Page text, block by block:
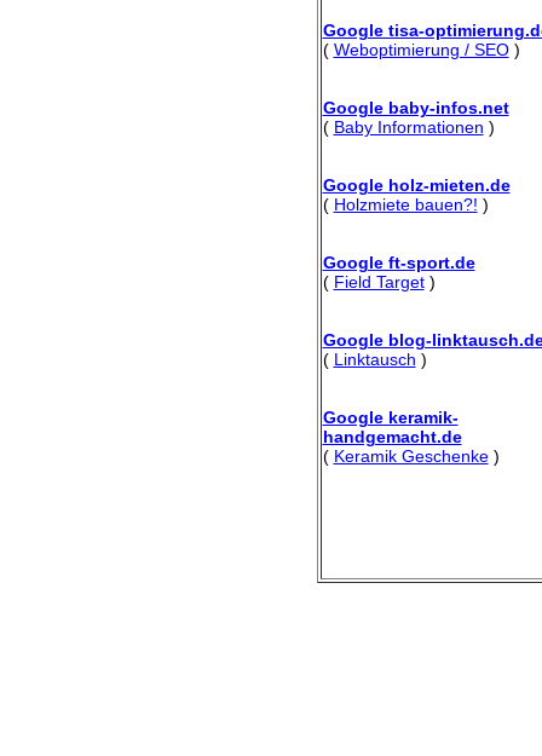
Google tisa-
( Weboptimierung / SEO)
Google baby-infos.net
( Baby Informationen )
Google holz-mieten.de
( Holzmiete bauen?! )
Google ft-sport.de
( Field Target)
Google blog-
( Linktausch )
Google keramik-
handgemacht.de
( Keramik Geschenke)